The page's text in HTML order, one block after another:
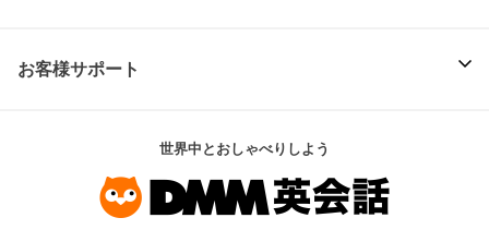
お客様サポート
世界中とおしゃべりしよう